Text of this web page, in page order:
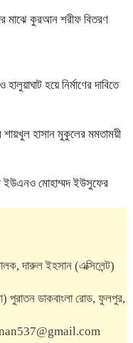
মাঝে কুরআন শরীফ বিতরণ
হয়ে নির্মাণের দাবিতে
শায়খুল হাসান মুকুলের মমতাময়ী
ইউএনও মোহাম্মদ ইউসুফের
দারুল ইহসান (এক্সিলেন্ট)
পুরাতন ডাকবাংলা রোড, ফুলপুর,